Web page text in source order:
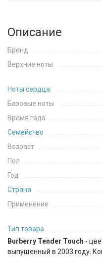
Описание
Бренд
Верхние ноты
Ноты сердца
Базовые ноты
Время года
Семейство
Возраст
Пол
Год
Страна
Применение
Тип товара
Burberry Tender Touch -
выпущенный в 2003 году.